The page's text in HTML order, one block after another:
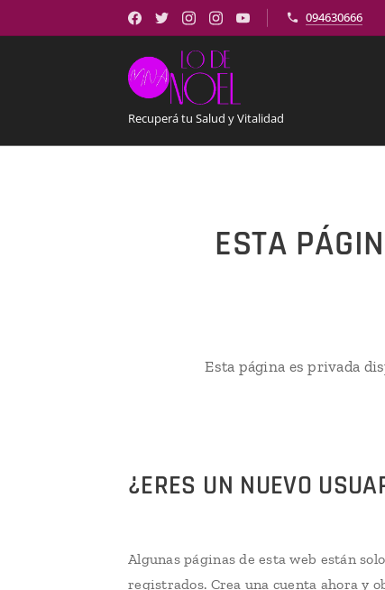
094630666
Recuperá tu Salud y Vitalidad
ESTA
Esta página es privada
¿ERES UN NUEVO
Algunas páginas de esta web están
registrados. Crea una cuenta ahora y